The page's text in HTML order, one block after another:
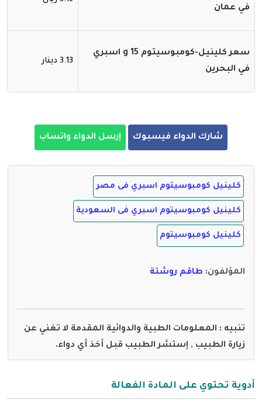
في عمان
سعر كلينيل-كومبوسيتوم 15 g اسبري
في البحرين
3.13 دينار
شارك الدواء فيسبوك إرسل الدواء واتساب
كلينيل كومبوسيتوم اسبري فى مصر
كلينيل كومبوسيتوم اسبري فى السعودية
كلينيل كومبوسيتوم
المؤلفون: طاقم روشتة
تنبيه : المعلومات الطبية والدوائية المقدمة لا تغني عن
زيارة الطبيب , إستشر الطبيب قبل أخذ أي دواء.
أدوية تحتوي على المادة الفعالة